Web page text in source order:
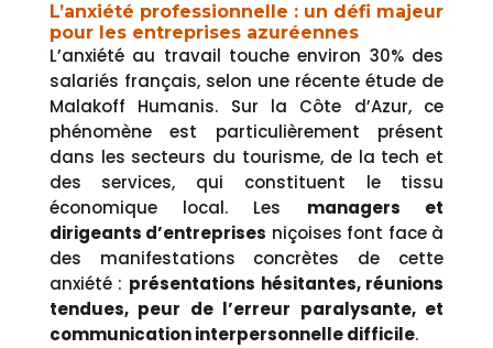
L’anxiété professionnelle : un défi majeur
pour les entreprises azuréennes
L’anxiété au travail touche environ 30% des
salariés français, selon une récente étude de
Malakoff Humanis. Sur la Côte d’Azur, ce
phénomène est particulièrement présent
dans les secteurs du tourisme, de la tech et
des services, qui constituent le tissu
économique local. Les managers et
dirigeants d’entreprises niçoises font face à
des manifestations concrètes de cette
anxiété : présentations hésitantes, réunions
tendues, peur de l’erreur paralysante, et
communication interpersonnelle difficile.